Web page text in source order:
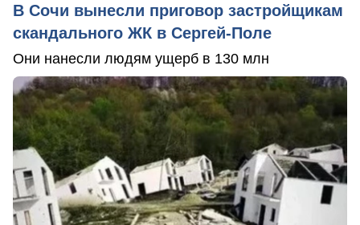
В Сочи вынесли приговор застройщикам
скандального ЖК в Сергей-Поле
Они нанесли людям ущерб в 130 млн